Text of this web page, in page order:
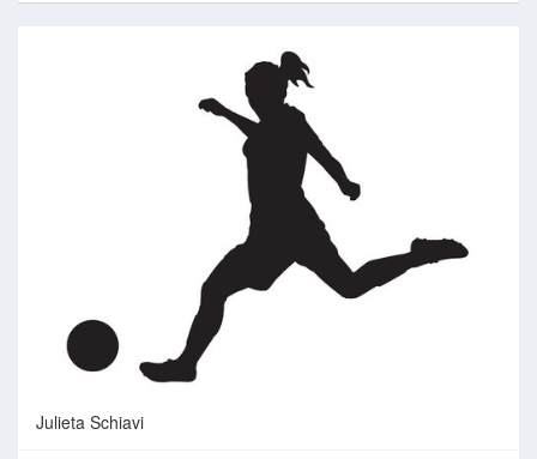
Julieta Schiavi